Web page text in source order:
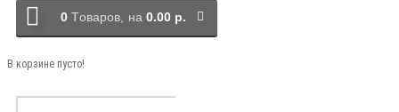
0 Tоваров, на 0.00 р.
В корзине пусто!